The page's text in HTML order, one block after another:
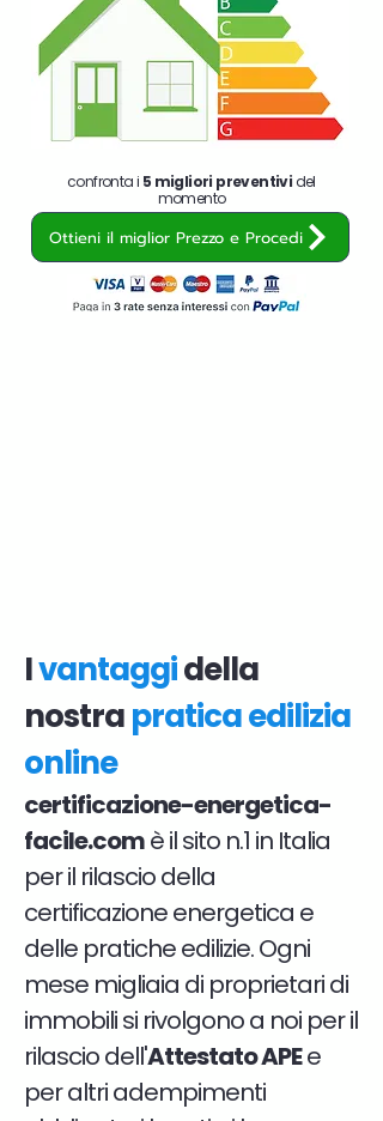
confronta i 5 migliori preventividel
momento
Ottieni il miglior Prezzo e Procedi
Ivantaggidella
nostrapratica edilizia
online
certificazione-energetica-
facile.comè il sito n.1 in Italia
per il rilascio della
certificazione energetica e
delle pratiche edilizie. Ogni
mese migliaia di proprietari di
immobili si rivolgono a noi per il
rilascio dell'Attestato APEe
per altri adempimenti